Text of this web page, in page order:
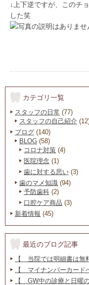
↓上下逆ですが、このチ
した笑
カテゴリ一覧
スタッフの日常 (77)
スタッフの自己紹介
ブログ (140)
BLOG (58)
コロナ対策 (4)
医院理念 (1)
歯に対する思い (3)
歯のマメ知識 (94)
予防歯科 (2)
口腔ケア商品 (3)
新着情報 (45)
最近のブログ記事
【 当院では明細書は無
【 マイナンバーカード
【 GW中の診療と日曜